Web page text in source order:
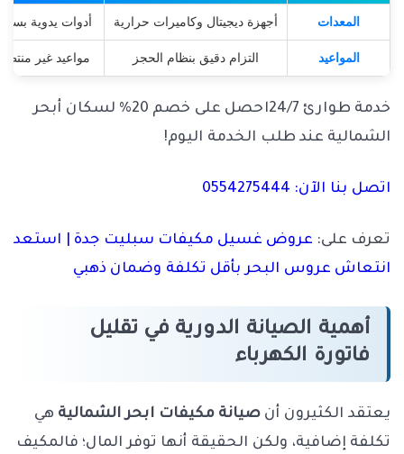
المعدات أجهزة ديجيتال وكاميرات حرارية أدوات يدوية
المواعيد التزام دقيق بنظام الحجز مواعيد غير
خدمة طوارئ 24/7احصل على خصم 20% لسكان أبحر
الشمالية عند طلب الخدمة اليوم!
اتصل بنا الآن: 0554275444
تعرف على: عروض غسيل مكيفات سبليت جدة | استعد
انتعاش عروس البحر بأقل تكلفة وضمان ذهبي
أهمية الصيانة الدورية في تقليل
فاتورة الكهرباء
يعتقد الكثيرون أن صيانة مكيفات ابحر الشمالية هي
تكلفة إضافية، ولكن الحقيقة أنها توفر المال؛ فالمكيف